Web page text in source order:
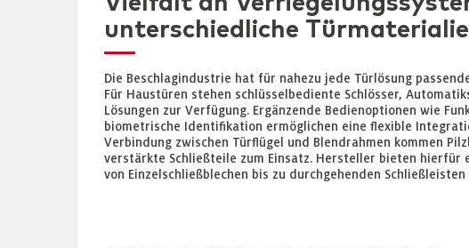
unterschiedliche
Die Beschlagindustrie hat für nahezu jede Türlösung
Für Haustüren stehen schlüsselbediente Schlösser,
Lösungen zur Verfügung. Ergänzende Bedienoptionen wie
biometrische Identifikation ermöglichen eine flexible
Verbindung zwischen Türflügel und Blendrahmen kommen
verstärkte Schließteile zum Einsatz. Hersteller bieten hierfür
von Einzelschließblechen bis zu durchgehenden